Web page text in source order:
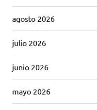
agosto 2026
julio 2026
junio 2026
mayo 2026